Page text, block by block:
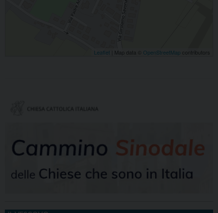
Leaflet | Map data © OpenStreetMap contributors